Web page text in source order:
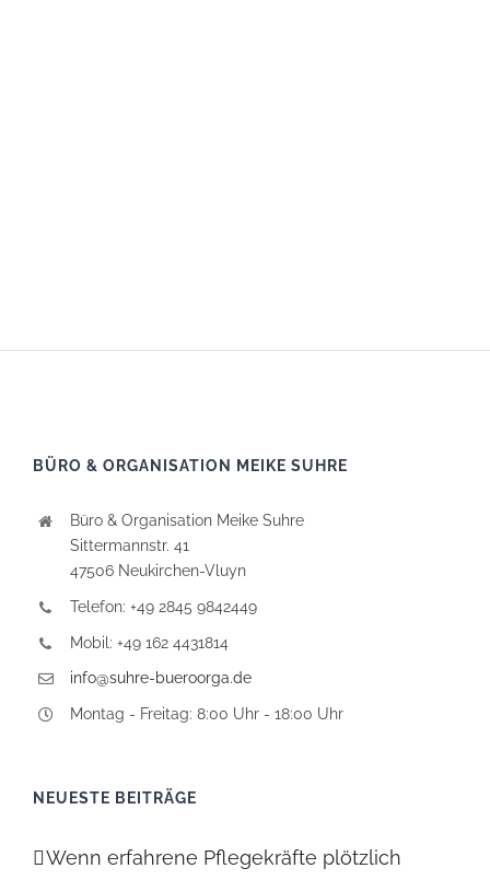
BÜRO & ORGANISATION MEIKE SUHRE
Büro & Organisation Meike Suhre
Sittermannstr. 41
47506 Neukirchen-Vluyn
Telefon: +49 2845 9842449
Mobil: +49 162 4431814
info@suhre-bueroorga.de
Montag - Freitag: 8:00 Uhr - 18:00 Uhr
NEUESTE BEITRÄGE
Wenn erfahrene Pflegekräfte plötzlich